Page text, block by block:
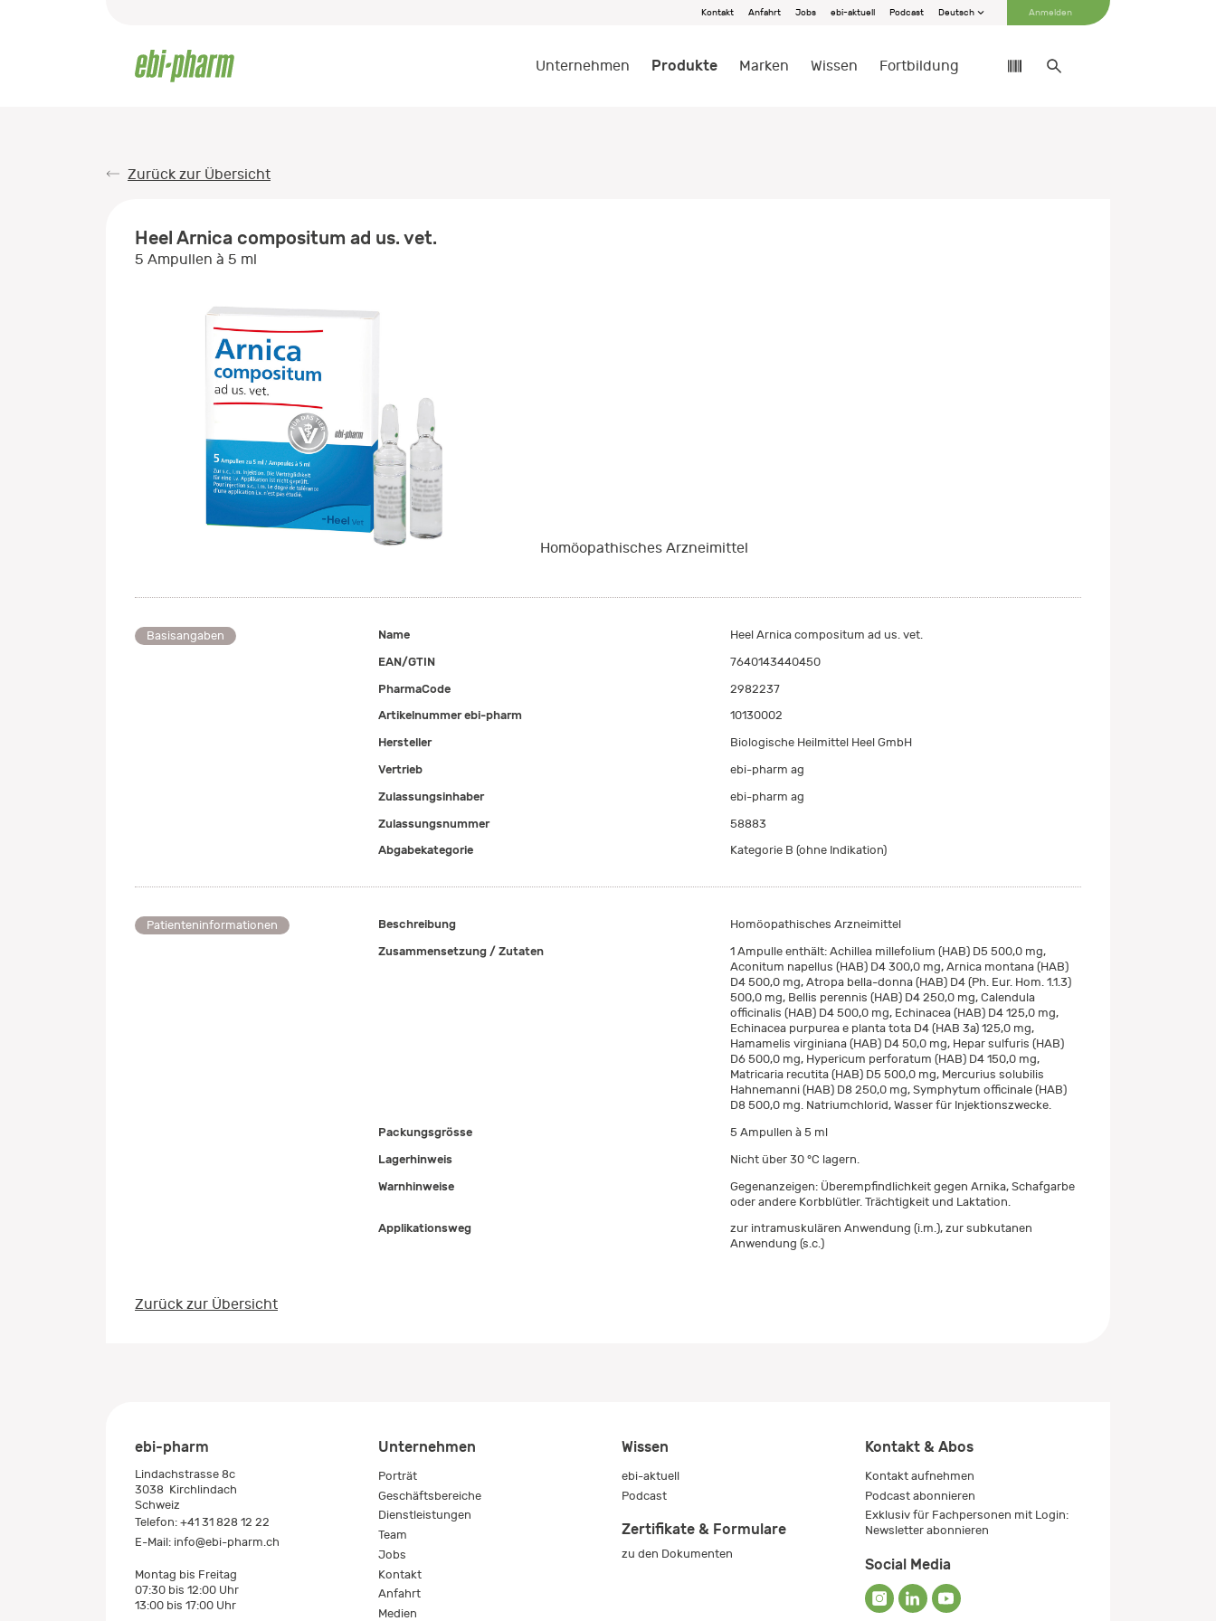
Kontakt Anfahrt Jobs ebi-aktuell Podcast Deutsch Anmelden
Unternehmen Produkte Marken Wissen Fortbildung
Zurück zur Übersicht
Heel Arnica compositum ad us. vet.
5 Ampullen à 5 ml
Homöopathisches Arzneimittel
Basisangaben Name
Heel Arnica compositum ad us. vet.
EAN/GTIN
7640143440450
PharmaCode
2982237
Artikelnummer ebi-pharm
10130002
Hersteller
Biologische Heilmittel Heel GmbH
Vertrieb
ebi-pharm ag
Zulassungsinhaber
ebi-pharm ag
Zulassungsnummer
58883
Abgabekategorie
Kategorie B (ohne Indikation)
Patienteninformationen Beschreibung
Homöopathisches Arzneimittel
Zusammensetzung / Zutaten
1 Ampulle enthält: Achillea millefolium (HAB) D5 500,0 mg,
Aconitum napellus (HAB) D4 300,0 mg, Arnica montana (HAB)
D4 500,0 mg, Atropa bella-donna (HAB) D4 (Ph. Eur. Hom. 1.1.3)
500,0 mg, Bellis perennis (HAB) D4 250,0 mg, Calendula
officinalis (HAB) D4 500,0 mg, Echinacea (HAB) D4 125,0 mg,
Echinacea purpurea e planta tota D4 (HAB 3a) 125,0 mg,
Hamamelis virginiana (HAB) D4 50,0 mg, Hepar sulfuris (HAB)
D6 500,0 mg, Hypericum perforatum (HAB) D4 150,0 mg,
Matricaria recutita (HAB) D5 500,0 mg, Mercurius solubilis
Hahnemanni (HAB) D8 250,0 mg, Symphytum officinale (HAB)
D8 500,0 mg. Natriumchlorid, Wasser für Injektionszwecke.
Packungsgrösse
5 Ampullen à 5 ml
Lagerhinweis
Nicht über 30 °C lagern.
Warnhinweise
Gegenanzeigen: Überempfindlichkeit gegen Arnika, Schafgarbe
oder andere Korbblütler. Trächtigkeit und Laktation.
Applikationsweg
zur intramuskulären Anwendung (i.m.), zur subkutanen
Anwendung (s.c.)
Zurück zur Übersicht
ebi-pharm
Lindachstrasse 8c
3038 Kirchlindach
Schweiz
Telefon: +41 31 828 12 22
E-Mail: info@ebi-pharm.ch
Montag bis Freitag
07:30 bis 12:00 Uhr
13:00 bis 17:00 Uhr
Unternehmen
Porträt
Geschäftsbereiche
Dienstleistungen
Team
Jobs
Kontakt
Anfahrt
Medien
Wissen
ebi-aktuell
Podcast
Zertifikate & Formulare
zu den Dokumenten
Kontakt & Abos
Kontakt aufnehmen
Podcast abonnieren
Exklusiv für Fachpersonen mit Login:
Newsletter abonnieren
Social Media